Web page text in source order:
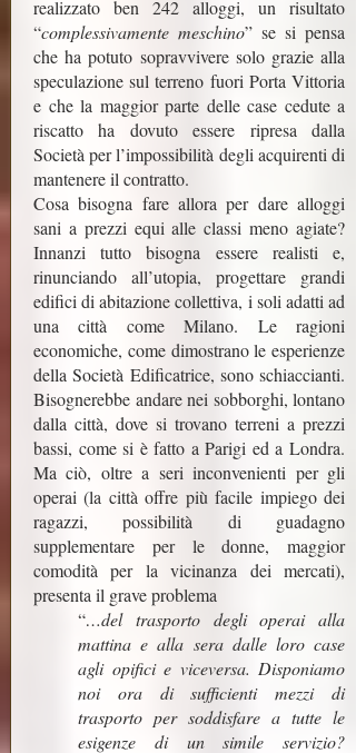
realizzato ben 242 alloggi, un risultato
“complessivamente meschino” se si pensa
che ha potuto sopravvivere solo grazie alla
speculazione sul terreno fuori Porta Vittoria
e che la maggior parte delle case cedute a
riscatto ha dovuto essere ripresa dalla
Società per l’impossibilità degli acquirenti di
mantenere il contratto.
Cosa bisogna fare allora per dare alloggi
sani a prezzi equi alle classi meno agiate?
Innanzi tutto bisogna essere realisti e,
rinunciando all’utopia, progettare grandi
edifici di abitazione collettiva, i soli adatti ad
una città come Milano. Le ragioni
economiche, come dimostrano le esperienze
della Società Edificatrice, sono schiaccianti.
Bisognerebbe andare nei sobborghi, lontano
dalla città, dove si trovano terreni a prezzi
bassi, come si è fatto a Parigi ed a Londra.
Ma ciò, oltre a seri inconvenienti per gli
operai (la città offre più facile impiego dei
ragazzi, possibilità di guadagno
supplementare per le donne, maggior
comodità per la vicinanza dei mercati),
presenta il grave problema
“…del trasporto degli operai alla
mattina e alla sera dalle loro case
agli opifici e viceversa. Disponiamo
noi ora di sufficienti mezzi di
trasporto per soddisfare a tutte le
esigenze di un simile servizio?